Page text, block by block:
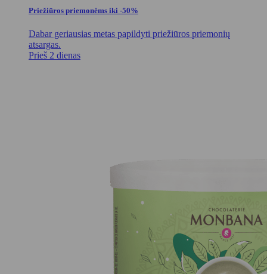
Priežiūros priemonėms iki -50%
Dabar geriausias metas papildyti priežiūros priemonių
atsargas.
Prieš 2 dienas